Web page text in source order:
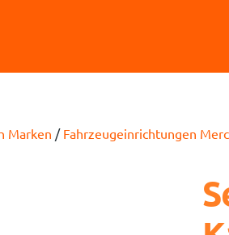
Marken / Fahrzeugeinrichtungen